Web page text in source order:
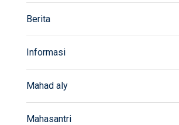
Berita
Informasi
Mahad aly
Mahasantri